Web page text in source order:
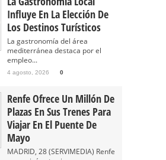
Influye En La Elección De
Los Destinos Turísticos
La gastronomía del área
mediterránea destaca por el
empleo...
4 agosto, 2026 0
Renfe Ofrece Un Millón De
Plazas En Sus Trenes Para
Viajar En El Puente De
Mayo
MADRID, 28 (SERVIMEDIA) Renfe